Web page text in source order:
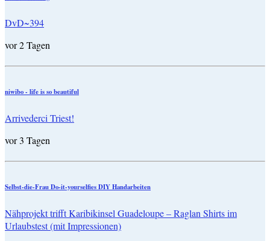
DvD~394
vor 2 Tagen
niwibo - life is so beautiful
Arrivederci Triest!
vor 3 Tagen
Selbst-die-Frau Do-it-yourselfies DIY Handarbeiten
Nähprojekt trifft Karibikinsel Guadeloupe – Raglan Shirts im
Urlaubstest (mit Impressionen)